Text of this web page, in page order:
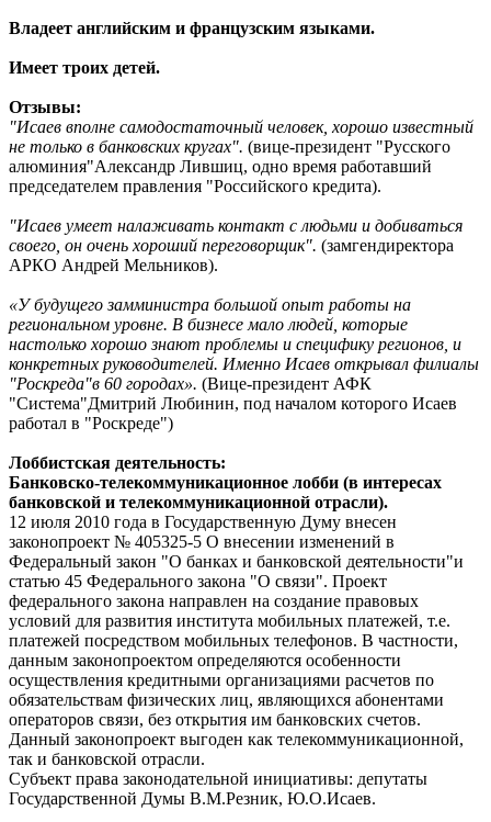
Владеет английским и французским языками.
Имеет троих детей.
Отзывы:
"Исаев вполне самодостаточный человек, хорошо известный
не только в банковских кругах". (вице-президент "Русского
алюминия"Александр Лившиц, одно время работавший
председателем правления "Российского кредита).
"Исаев умеет налаживать контакт с людьми и добиваться
своего, он очень хороший переговорщик". (замгендиректора
АРКО Андрей Мельников).
«У будущего замминистра большой опыт работы на
региональном уровне. В бизнесе мало людей, которые
настолько хорошо знают проблемы и специфику регионов, и
конкретных руководителей. Именно Исаев открывал филиалы
"Роскреда"в 60 городах». (Вице-президент АФК
"Система"Дмитрий Любинин, под началом которого Исаев
работал в "Роскреде")
Лоббистская деятельность:
Банковско-телекоммуникационное лобби (в интересах
банковской и телекоммуникационной отрасли).
12 июля 2010 года в Государственную Думу внесен
законопроект № 405325-5 О внесении изменений в
Федеральный закон "О банках и банковской деятельности"и
статью 45 Федерального закона "О связи". Проект
федерального закона направлен на создание правовых
условий для развития института мобильных платежей, т.е.
платежей посредством мобильных телефонов. В частности,
данным законопроектом определяются особенности
осуществления кредитными организациями расчетов по
обязательствам физических лиц, являющихся абонентами
операторов связи, без открытия им банковских счетов.
Данный законопроект выгоден как телекоммуникационной,
так и банковской отрасли.
Субъект права законодательной инициативы: депутаты
Государственной Думы В.М.Резник, Ю.О.Исаев.